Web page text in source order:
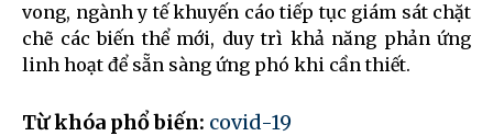
vong, ngành y tế khuyến cáo tiếp tục giám sát chặt
chẽ các biến thể mới, duy trì khả năng phản ứng
linh hoạt để sẵn sàng ứng phó khi cần thiết.
Từ khóa phổ biến: covid-19